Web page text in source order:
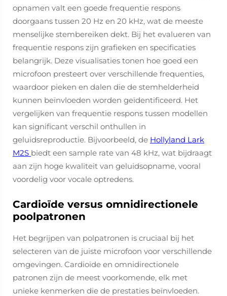
opnamen valt een goede frequentie respons
doorgaans tussen 20 Hz en 20 kHz, wat de meeste
menselijke stembereiken dekt. Bij het evalueren van
frequentie respons zijn grafieken en specificaties
belangrijk. Deze visualisaties tonen hoe goed een
microfoon presteert over verschillende frequenties,
waardoor pieken en dalen die de stemhelderheid
kunnen beïnvloeden worden geïdentificeerd. Het
vergelijken van frequentie respons tussen modellen
kan significant verschil onthullen in
geluidsreproductie. Bijvoorbeeld, de Hollyland Lark
M2S biedt een sample rate van 48 kHz, wat bijdraagt
aan zijn hoge kwaliteit van geluidsopname, vooral
voordelig voor vocale optredens.
Cardioïde versus omnidirectionele
poolpatronen
Het begrijpen van polpatronen is cruciaal bij het
selecteren van de juiste microfoon voor verschillende
omgevingen. Cardioïde en omnidirectionele
patronen zijn de meest voorkomende, elk met
unieke kenmerken die de prestaties beïnvloeden.